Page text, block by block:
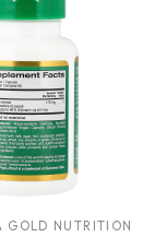
GOLD NUTRITION